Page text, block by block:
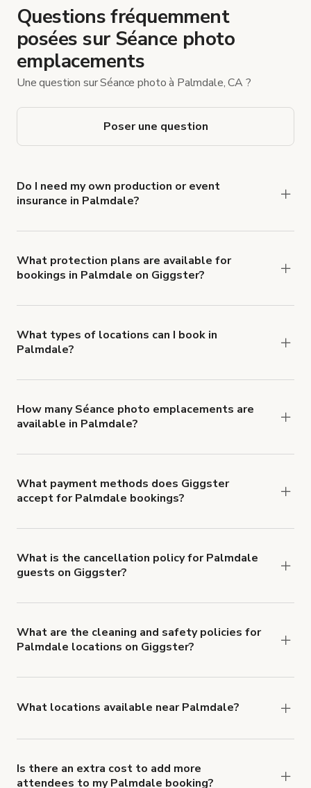
Questions fréquemment
posées sur Séance photo
emplacements
Une question sur Séance photo à Palmdale, CA ?
Poser une question
Do I need my own production or event
insurance in Palmdale?
insurance with liability coverage of no less than
$1,000,000.
What protection plans are available for
bookings in Palmdale on Giggster?
about Giggster's Damage Protection coverage.
What types of locations can I book in
Palmdale?
'Filters' to look for something specific.
How many Séance photo emplacements are
available in Palmdale?
What payment methods does Giggster
accept for Palmdale bookings?
What is the cancellation policy for Palmdale
guests on Giggster?
cancellation and refund policy
What are the cleaning and safety policies for
Palmdale locations on Giggster?
health and safety requirements for both hosts
19 Health & Safety Measures.
What locations available near Palmdale?
narrow things down with the 'Filter' option.
Is there an extra cost to add more
attendees to my Palmdale booking?